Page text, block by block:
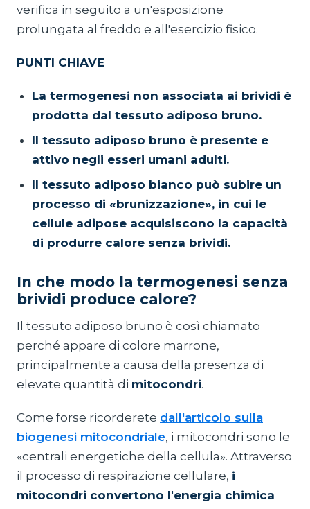
verifica in seguito a un'esposizione
prolungata al freddo e all'esercizio fisico.
PUNTI CHIAVE
La termogenesi non associata ai brividi è
prodotta dal tessuto adiposo bruno.
Il tessuto adiposo bruno è presente e
attivo negli esseri umani adulti.
Il tessuto adiposo bianco può subire un
processo di «brunizzazione», in cui le
cellule adipose acquisiscono la capacità
di produrre calore senza brividi.
In che modo la termogenesi senza
brividi produce calore?
Il tessuto adiposo bruno è così chiamato
perché appare di colore marrone,
principalmente a causa della presenza di
elevate quantità di mitocondri.
Come forse ricorderete dall'articolo sulla
biogenesi mitocondriale, i mitocondri sono le
«centrali energetiche della cellula». Attraverso
il processo di respirazione cellulare, i
mitocondri convertono l'energia chimica